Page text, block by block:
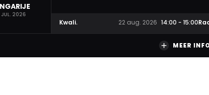
2026
Kwali. 22 aug. 2026 14:00 - 15:00
MEER